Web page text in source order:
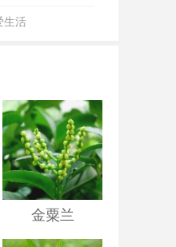
生活
金粟兰